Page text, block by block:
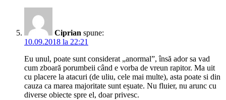
Ciprian spune:
10.09.2018 la 22:21
Eu unul, poate sunt considerat „anormal”, însă ador sa vad
cum zboară porumbeii când e vorba de vreun rapitor. Ma uit
cu placere la atacuri (de uliu, cele mai multe), asta poate si din
cauza ca marea majoritate sunt eșuate. Nu fluier, nu arunc cu
diverse obiecte spre el, doar privesc.